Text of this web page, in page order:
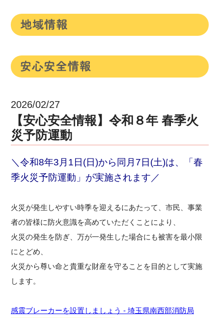
2026/02/27
【安心安全情報】令和８年 春季火
災予防運動
＼令和8年3月1日(日)から同月7日(土)は、「春
季火災予防運動」が実施されます／
火災が発生しやすい時季を迎えるにあたって、市民、事業
者の皆様に防火意識を高めていただくことにより、
火災の発生を防ぎ、万が一発生した場合にも被害を最小限
にとどめ、
火災から尊い命と貴重な財産を守ることを目的として実施
します。
感震ブレーカーを設置しましょう - 埼玉県南西部消防局